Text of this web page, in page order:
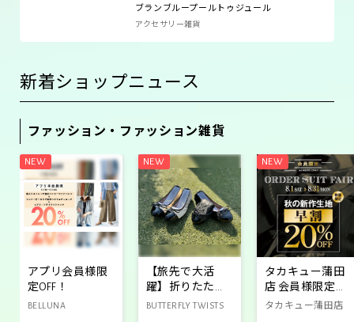
ブランブループールトゥジュール
アクセサリー雑貨
新着ショップニュース
ファッション・ファッション雑貨
アプリ会員様限
定OFF！
BELLUNA
【旅先で大活
躍】折りたたみ
パンプス✨
BUTTERFLY TWISTS
タカキュー蒲田
店 会員様限定秋
の新作オーダー
タカキュー蒲田店